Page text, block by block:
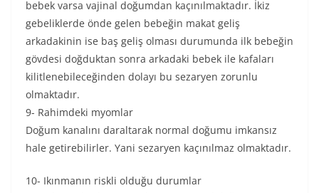
bebek varsa vajinal doğumdan kaçınılmaktadır. İkiz
gebeliklerde önde gelen bebeğin makat geliş
arkadakinin ise baş geliş olması durumunda ilk bebeğin
gövdesi doğduktan sonra arkadaki bebek ile kafaları
kilitlenebileceğinden dolayı bu sezaryen zorunlu
olmaktadır.
9- Rahimdeki myomlar
Doğum kanalını daraltarak normal doğumu imkansız
hale getirebilirler. Yani sezaryen kaçınılmaz olmaktadır.
10- Ikınmanın riskli olduğu durumlar